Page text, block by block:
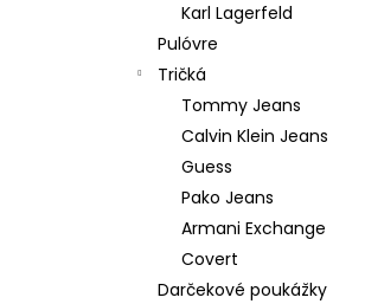
Karl Lagerfeld
Pulóvre
Tričká
Tommy Jeans
Calvin Klein Jeans
Guess
Pako Jeans
Armani Exchange
Covert
Darčekové poukážky